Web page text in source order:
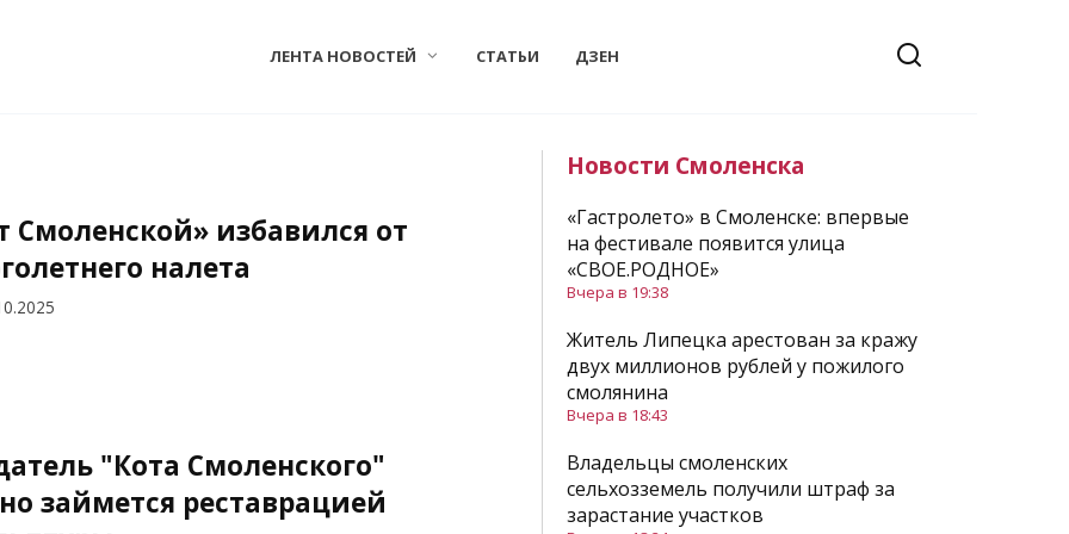
ЛЕНТА НОВОСТЕЙ СТАТЬИ ДЗЕН
Смоленской» избавился от
налета
"Кота Смоленского"
займется реставрацией
Новости Смоленска
«Гастролето» в Смоленске: впервые
на фестивале появится улица
«СВОЕ.РОДНОЕ»
Вчера в 19:38
Житель Липецка арестован за кражу
двух миллионов рублей у пожилого
смолянина
Вчера в 18:43
Владельцы смоленских
сельхозземель получили штраф за
зарастание участков